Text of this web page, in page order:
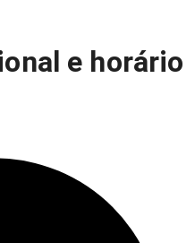
e horário